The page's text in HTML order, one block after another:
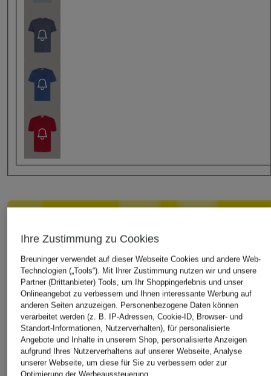
einlösen.Details
1Tag3Stunden40Minuten
Zu allen Aktionsartikeln
Größe
Dieser Artikel fällt normal aus.
Ihre Zustimmung zu Cookies
Breuninger verwendet auf dieser Webseite Cookies und andere Web-
Technologien („Tools“). Mit Ihrer Zustimmung nutzen wir und unsere
Partner (Drittanbieter) Tools, um Ihr Shoppingerlebnis und unser
Onlineangebot zu verbessern und Ihnen interessante Werbung auf
anderen Seiten anzuzeigen. Personenbezogene Daten können
verarbeitet werden (z. B. IP-Adressen, Cookie-ID, Browser- und
Standort-Informationen, Nutzerverhalten), für personalisierte
Angebote und Inhalte in unserem Shop, personalisierte Anzeigen
aufgrund Ihres Nutzerverhaltens auf unserer Webseite, Analyse
unserer Webseite, um diese für Sie zu verbessern oder zur
Optimierung der Werbeaussteuerung.